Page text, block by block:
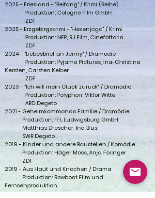
2025 - Friesland - "Beifang" / Krimi (Reihe)
Produktion: Cologne Film GmbH
ZDF
2025 - Erzgebirgskrimi - "Hexenjagd" / Krimi
Produktion: NFP, RJ Film, Cinefattoria
ZDF
2024 - "Liebesbrief an Jenny" / Dramödie
Produktion: Pyjama Pictures, Ina-Christina
Kersten, Carsten Kelber
ZDF
2023 - "Ich will mein Glück zurück" / Dramödie
Produktion: Polyphon, Viktor Witte
ARD Degeto
2021 - Geheimkommando Familie / Dramödie
Produktion: FFL Ludwigsburg GmbH,
Matthias Drescher, Ina Blus
SWR Degeto
2019 - Kinder und andere Baustellen / Komödie
Produktion: Hager Moss, Anja Föringer
ZDF
2019 - Aus Haut und Knochen / Drama
Produktion: Rowboat Film und
Fernsehproduktion,
Kim Fatheuer, Sam Davis